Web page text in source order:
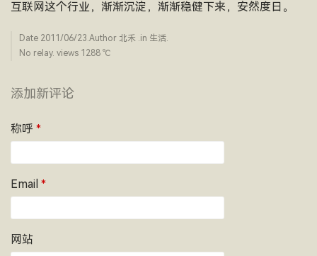
互联网这个行业，渐渐沉淀，渐渐稳健下来，安然度日。
Date 2011/06/23.Author 北禾 .in 生活.
No relay. views 1288 ­℃
添加新评论
称呼 *
Email *
网站